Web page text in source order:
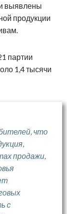
выявлены
продукции
партии
1,4 тысячи
что
продажи,
с